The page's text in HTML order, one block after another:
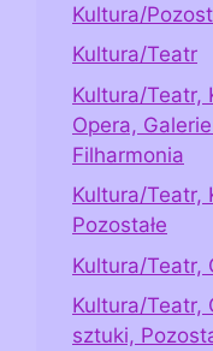
Kultura/
Kultura/Teatr
Kultura/Teatr,
Opera,
Filharmonia
Kultura/Teatr,
Pozostałe
Kultura/Teatr,
Kultura/Teatr,
sztuki,